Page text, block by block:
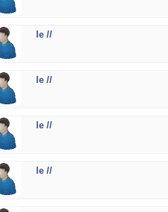
le //
le //
le //
le //